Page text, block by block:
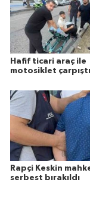
Hafif ticari araç ile
motosiklet
Rapçi Keskin
serbest bırakıldı